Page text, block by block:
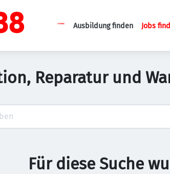
Ausbildung finden Jobs
Reparatur und
Für diese Suche